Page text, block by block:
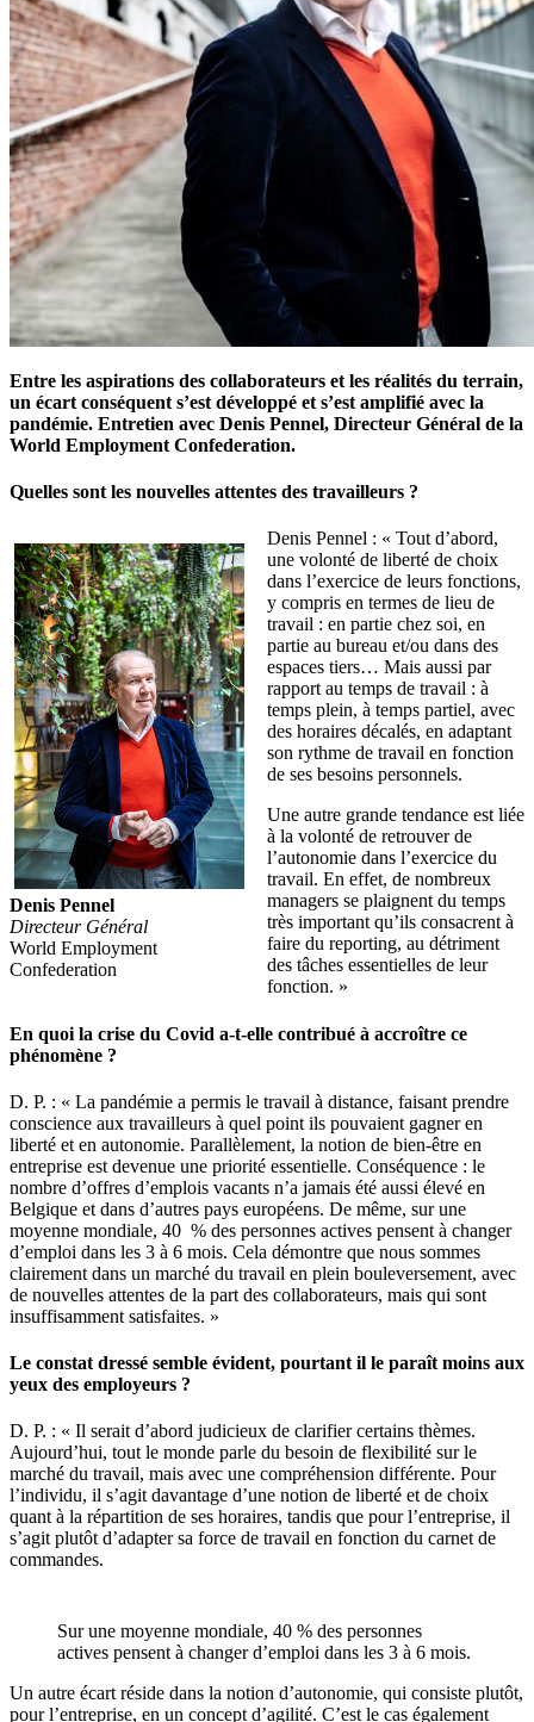
Entre les aspirations des collaborateurs et les réalités du terrain,
un écart conséquent s’est développé et s’est amplifié avec la
pandémie. Entretien avec Denis Pennel, Directeur Général de la
World Employment Confederation.
Quelles sont les nouvelles attentes des travailleurs ?
Denis Pennel
Directeur Général
World Employment
Confederation
Denis Pennel : « Tout d’abord,
une volonté de liberté de choix
dans l’exercice de leurs fonctions,
y compris en termes de lieu de
travail : en partie chez soi, en
partie au bureau et/ou dans des
espaces tiers… Mais aussi par
rapport au temps de travail : à
temps plein, à temps partiel, avec
des horaires décalés, en adaptant
son rythme de travail en fonction
de ses besoins personnels.
Une autre grande tendance est liée
à la volonté de retrouver de
l’autonomie dans l’exercice du
travail. En effet, de nombreux
managers se plaignent du temps
très important qu’ils consacrent à
faire du reporting, au détriment
des tâches essentielles de leur
fonction. »
En quoi la crise du Covid a-t-elle contribué à accroître ce
phénomène ?
D. P. : « La pandémie a permis le travail à distance, faisant prendre
conscience aux travailleurs à quel point ils pouvaient gagner en
liberté et en autonomie. Parallèlement, la notion de bien-être en
entreprise est devenue une priorité essentielle. Conséquence : le
nombre d’offres d’emplois vacants n’a jamais été aussi élevé en
Belgique et dans d’autres pays européens. De même, sur une
moyenne mondiale, 40 % des personnes actives pensent à changer
d’emploi dans les 3 à 6 mois. Cela démontre que nous sommes
clairement dans un marché du travail en plein bouleversement, avec
de nouvelles attentes de la part des collaborateurs, mais qui sont
insuffisamment satisfaites. »
Le constat dressé semble évident, pourtant il le paraît moins aux
yeux des employeurs ?
D. P. : « Il serait d’abord judicieux de clarifier certains thèmes.
Aujourd’hui, tout le monde parle du besoin de flexibilité sur le
marché du travail, mais avec une compréhension différente. Pour
l’individu, il s’agit davantage d’une notion de liberté et de choix
quant à la répartition de ses horaires, tandis que pour l’entreprise, il
s’agit plutôt d’adapter sa force de travail en fonction du carnet de
commandes.
Sur une moyenne mondiale, 40 % des personnes
actives pensent à changer d’emploi dans les 3 à 6 mois.
Un autre écart réside dans la notion d’autonomie, qui consiste plutôt,
pour l’entreprise, en un concept d’agilité. C’est le cas également